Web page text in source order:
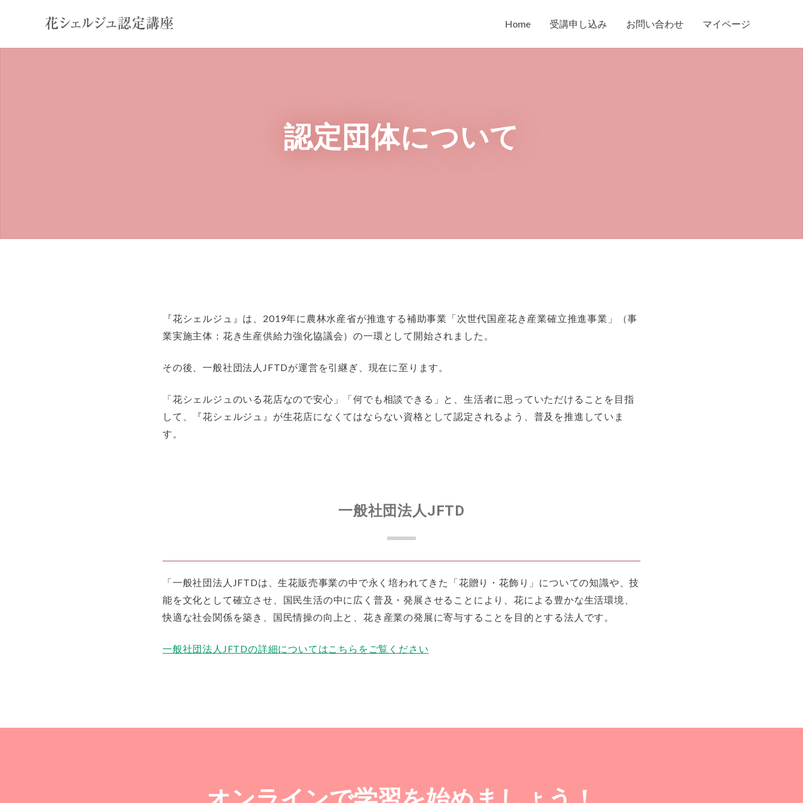
Home 受講申し込み お問い合わせ マイページ
認定団体について
『花シェルジュ』は、2019年に農林水産省が推進する補助事業「次世代国産花き産業確立推進事業」（事
業実施主体：花き生産供給力強化協議会）の一環として開始されました。
その後、一般社団法人JFTDが運営を引継ぎ、現在に至ります。
「花シェルジュのいる花店なので安心」「何でも相談できる」と、生活者に思っていただけることを目指
して、『花シェルジュ』が生花店になくてはならない資格として認定されるよう、普及を推進していま
す。
一般社団法人JFTD
「一般社団法人JFTDは、生花販売事業の中で永く培われてきた「花贈り・花飾り」についての知識や、技
能を文化として確立させ、国民生活の中に広く普及・発展させることにより、花による豊かな生活環境、
快適な社会関係を築き、国民情操の向上と、花き産業の発展に寄与することを目的とする法人です。
一般社団法人JFTDの詳細についてはこちらをご覧ください